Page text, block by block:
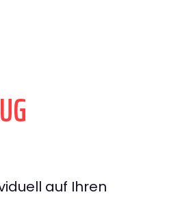
auf Ihren